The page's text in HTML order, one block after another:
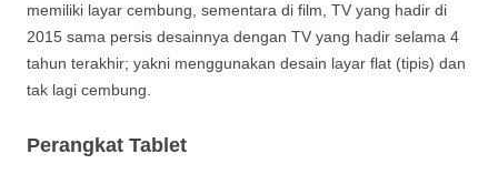
memiliki layar cembung, sementara di film, TV yang hadir di
2015 sama persis desainnya dengan TV yang hadir selama 4
tahun terakhir; yakni menggunakan desain layar flat (tipis) dan
tak lagi cembung.
Perangkat Tablet